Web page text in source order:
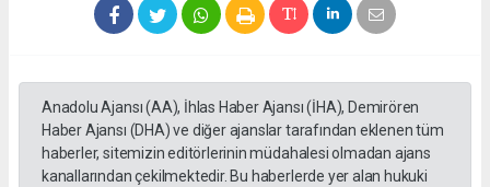
Anadolu Ajansı (AA), İhlas Haber Ajansı (İHA), Demirören
Haber Ajansı (DHA) ve diğer ajanslar tarafından eklenen tüm
haberler, sitemizin editörlerinin müdahalesi olmadan ajans
kanallarından çekilmektedir. Bu haberlerde yer alan hukuki